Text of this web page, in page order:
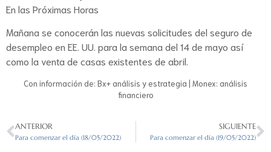
En las Próximas Horas
Mañana se conocerán las nuevas solicitudes del seguro de
desempleo en EE. UU. para la semana del 14 de mayo así
como la venta de casas existentes de abril.
Con información de: Bx+ análisis y estrategia | Monex: análisis
financiero
ANTERIOR
Para comenzar el día (18/05/2022)
SIGUIENTE
Para comenzar el día (19/05/2022)